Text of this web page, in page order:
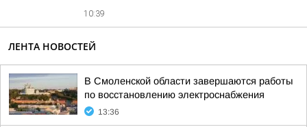
10:39
ЛЕНТА НОВОСТЕЙ
В Смоленской области завершаются работы
по восстановлению электроснабжения
13:36